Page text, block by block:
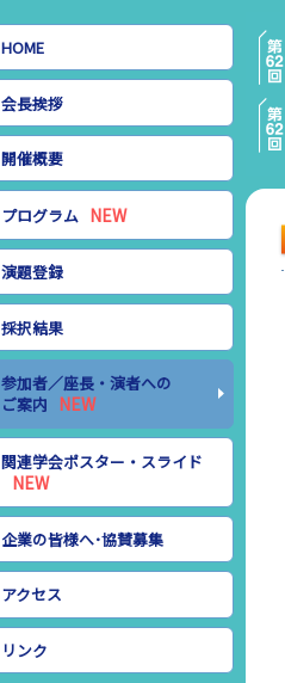
HOME
会長挨拶
開催概要
プログラム
演題登録
採択結果
参加者／座長・演者への
ご案内
関連学会ポスター・スライド
企業の皆様へ･協賛募集
アクセス
リンク